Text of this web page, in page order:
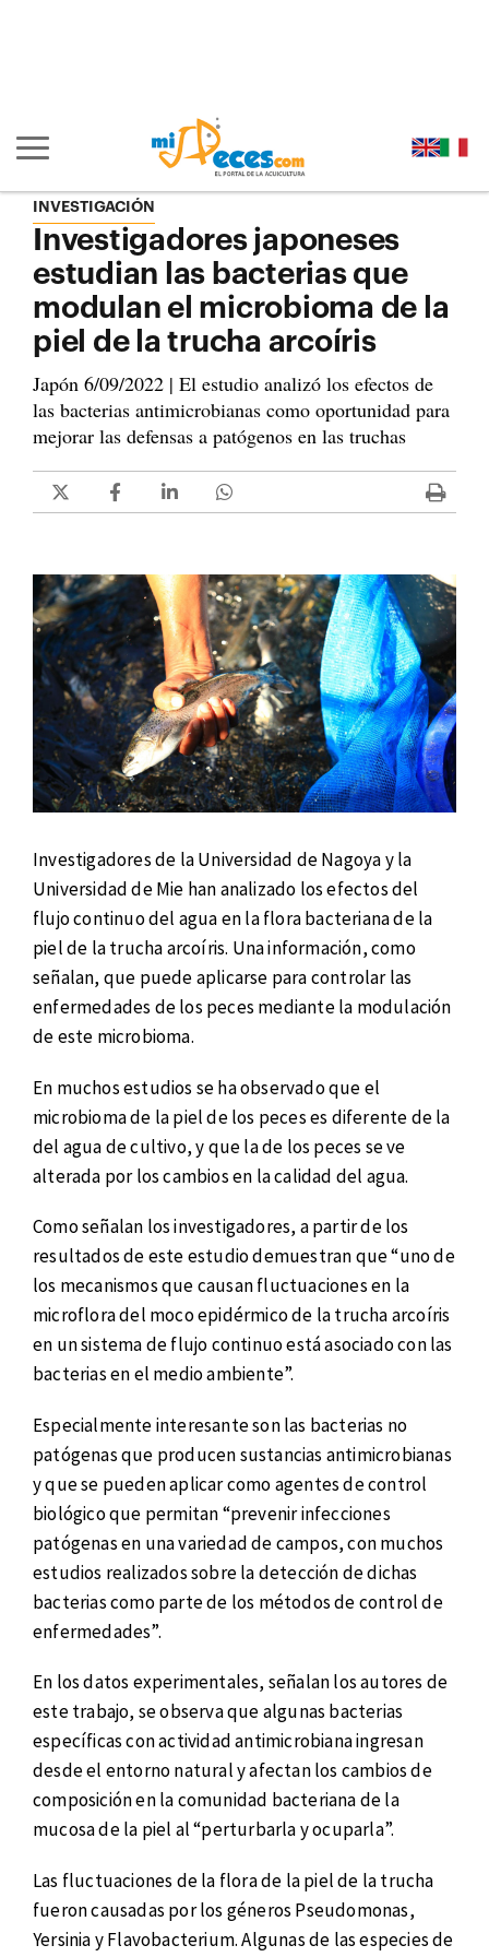
Mostrar/ocultar navegación principal
INVESTIGACIÓN
Investigadores japoneses
estudian las bacterias que
modulan el microbioma de la
piel de la trucha arcoíris
Japón 6/09/2022 | El estudio analizó los efectos de
las bacterias antimicrobianas como oportunidad para
mejorar las defensas a patógenos en las truchas
Investigadores de la Universidad de Nagoya y la
Universidad de Mie han analizado los efectos del
flujo continuo del agua en la flora bacteriana de la
piel de la trucha arcoíris. Una información, como
señalan, que puede aplicarse para controlar las
enfermedades de los peces mediante la modulación
de este microbioma.
En muchos estudios se ha observado que el
microbioma de la piel de los peces es diferente de la
del agua de cultivo, y que la de los peces se ve
alterada por los cambios en la calidad del agua.
Como señalan los investigadores, a partir de los
resultados de este estudio demuestran que “uno de
los mecanismos que causan fluctuaciones en la
microflora del moco epidérmico de la trucha arcoíris
en un sistema de flujo continuo está asociado con las
bacterias en el medio ambiente”.
Especialmente interesante son las bacterias no
patógenas que producen sustancias antimicrobianas
y que se pueden aplicar como agentes de control
biológico que permitan “prevenir infecciones
patógenas en una variedad de campos, con muchos
estudios realizados sobre la detección de dichas
bacterias como parte de los métodos de control de
enfermedades”.
En los datos experimentales, señalan los autores de
este trabajo, se observa que algunas bacterias
específicas con actividad antimicrobiana ingresan
desde el entorno natural y afectan los cambios de
composición en la comunidad bacteriana de la
mucosa de la piel al “perturbarla y ocuparla”.
Las fluctuaciones de la flora de la piel de la trucha
fueron causadas por los géneros Pseudomonas,
Yersinia y Flavobacterium. Algunas de las especies de